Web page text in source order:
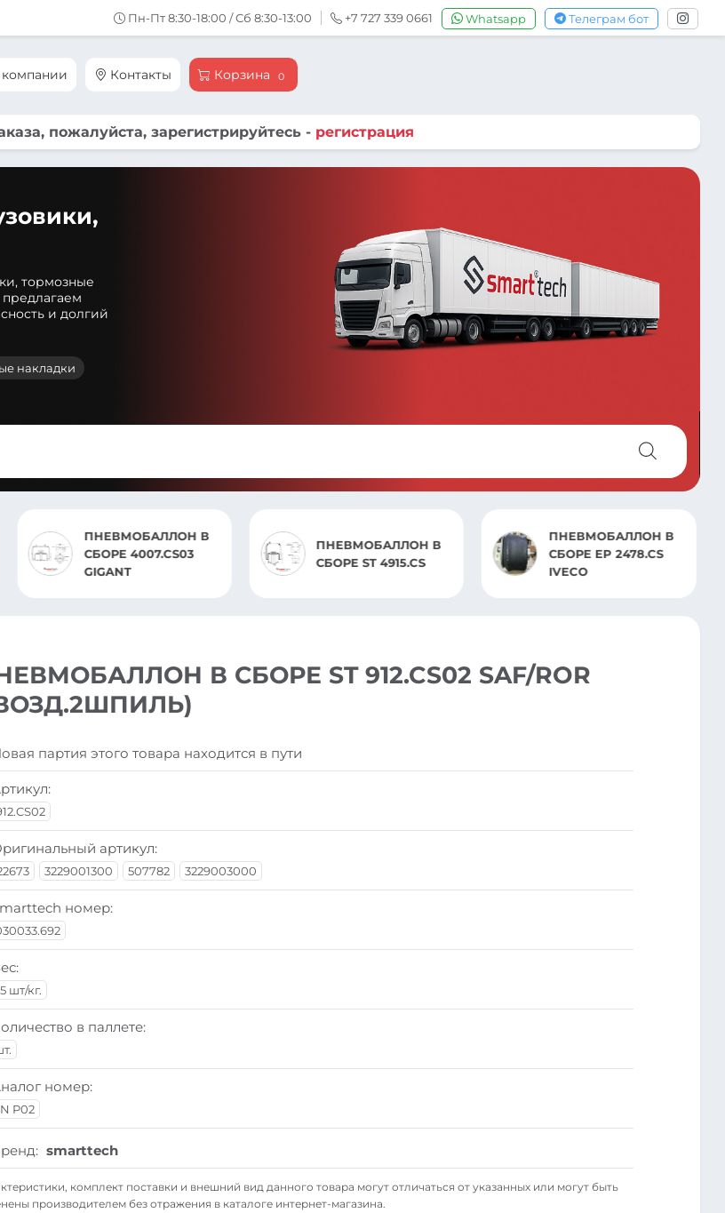
Пн-Пт 8:30-18:00 / Сб 8:30-13:00 +7 727 339 0661 Whatsapp Телеграм бот
Контакты Корзина 0
пожалуйста, зарегистрируйтесь - регистрация
тормозные
и долгий
накладки
ПНЕВМОБАЛЛОН В
СБОРЕ ST 4915.CS
СБОРЕ EP 2478.CS
IVECO
Датчик уровня пола
MAN TGA, TGX, TGS/
MB Actros MP2.MP3
В СБОРЕ ST 912.CS02 SAF/ROR
партия этого товара находится в пути
артикул:
3229001300 507782 3229003000
номер:
шт/кг.
в паллете:
номер:
P02
smarttech
комплект поставки и внешний вид данного товара могут отличаться от указанных или могут быть
производителем без отражения в каталоге интернет-магазина.